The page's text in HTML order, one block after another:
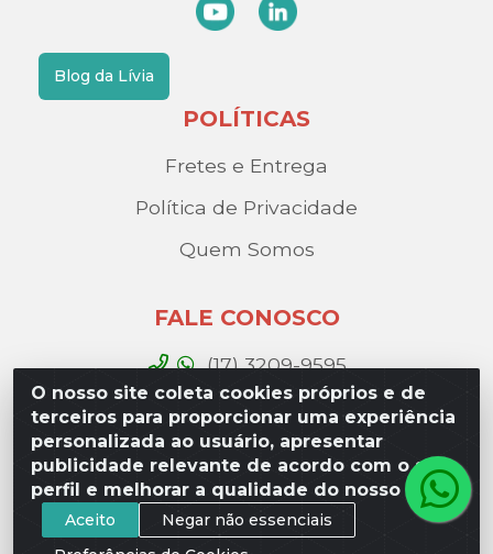
O nosso site coleta cookies próprios e de
terceiros para proporcionar uma experiência
personalizada ao usuário, apresentar
publicidade relevante de acordo com o seu
perfil e melhorar a qualidade do nosso site.
Aceito
Negar não essenciais
Blog da Lívia
POLÍTICAS
Fretes e Entrega
Política de Privacidade
Quem Somos
FALE CONOSCO
(17) 3209-9595
contato@liviadistribuidora.com.br
BAIXE NOSSO APP